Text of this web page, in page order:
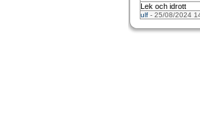
Lek och idrott
ulf - 25/08/2024